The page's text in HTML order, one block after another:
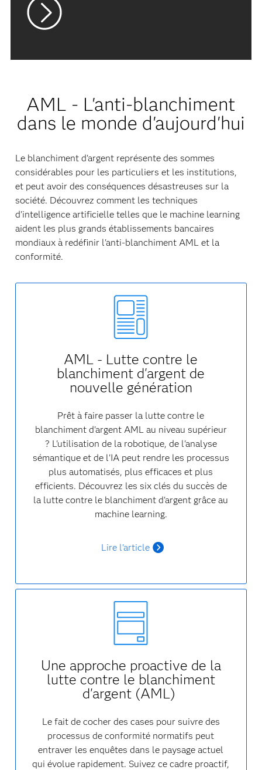
AML - L'anti-blanchiment
dans le monde d'aujourd'hui
Le blanchiment d'argent représente des sommes
considérables pour les particuliers et les institutions,
et peut avoir des conséquences désastreuses sur la
société. Découvrez comment les techniques
d'intelligence artificielle telles que le machine learning
aident les plus grands établissements bancaires
mondiaux à redéfinir l'anti-blanchiment AML et la
conformité.
AML - Lutte contre le
blanchiment d'argent de
nouvelle génération
Prêt à faire passer la lutte contre le
blanchiment d'argent AML au niveau supérieur
? L'utilisation de la robotique, de l'analyse
sémantique et de l'IA peut rendre les processus
plus automatisés, plus efficaces et plus
efficients. Découvrez les six clés du succès de
la lutte contre le blanchiment d'argent grâce au
machine learning.
Lire l'article
Une approche proactive de la
lutte contre le blanchiment
d'argent (AML)
Le fait de cocher des cases pour suivre des
processus de conformité normatifs peut
entraver les enquêtes dans le paysage actuel
qui évolue rapidement. Suivez ce cadre proactif,